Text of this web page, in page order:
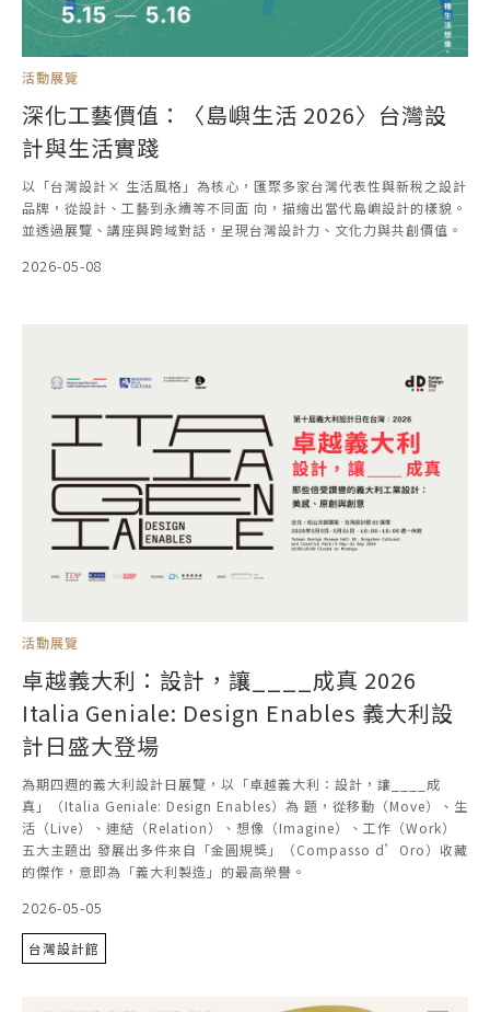
活動展覽
深化工藝價值：〈島嶼生活 2026〉台灣設
計與生活實踐
以「台灣設計× 生活風格」為核心，匯聚多家台灣代表性與新稅之設計
品牌，從設計、工藝到永續等不同面 向，描繪出當代島嶼設計的樣貌。
並透過展覽、講座與跨域對話，呈現台灣設計力、文化力與共創價值。
2026-05-08
活動展覽
卓越義大利：設計，讓____成真 2026
Italia Geniale: Design Enables 義大利設
計日盛大登場
為期四週的義大利設計日展覽，以「卓越義大利：設計，讓____成
真」（Italia Geniale: Design Enables）為 題，從移動（Move）、生
活（Live）、連結（Relation）、想像（Imagine）、工作（Work）
五大主題出 發展出多件來自「金圓規獎」（Compasso d’Oro）收藏
的傑作，意即為「義大利製造」的最高榮譽。
2026-05-05
台灣設計館